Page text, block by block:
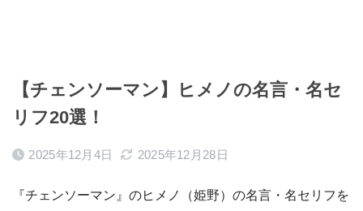
【チェンソーマン】ヒメノの名言・名セ
リフ20選！
2025年12月4日 2025年12月28日
『チェンソーマン』のヒメノ（姫野）の名言・名セリフを